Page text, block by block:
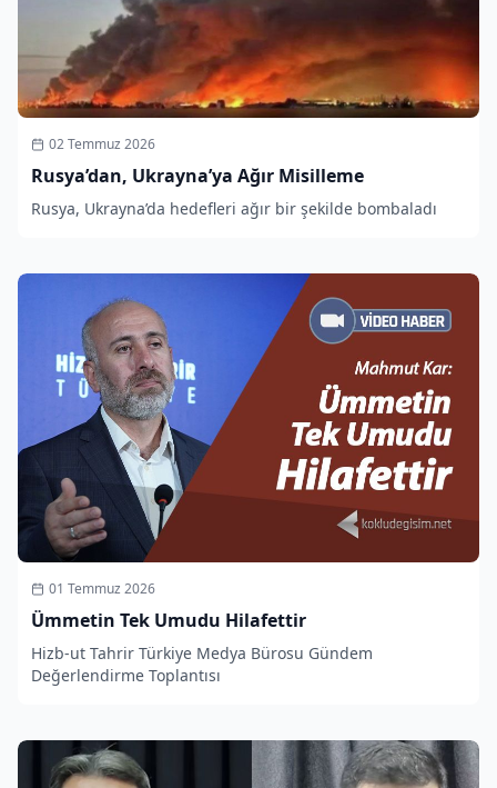
02 Temmuz 2026
Rusya’dan, Ukrayna’ya Ağır Misilleme
Rusya, Ukrayna’da hedefleri ağır bir şekilde bombaladı
01 Temmuz 2026
Ümmetin Tek Umudu Hilafettir
Hizb-ut Tahrir Türkiye Medya Bürosu Gündem
Değerlendirme Toplantısı